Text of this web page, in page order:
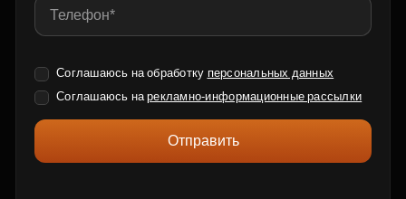
Соглашаюсь на обработку персональных данных
Соглашаюсь нарекламно-информационные рассылки
Отправить